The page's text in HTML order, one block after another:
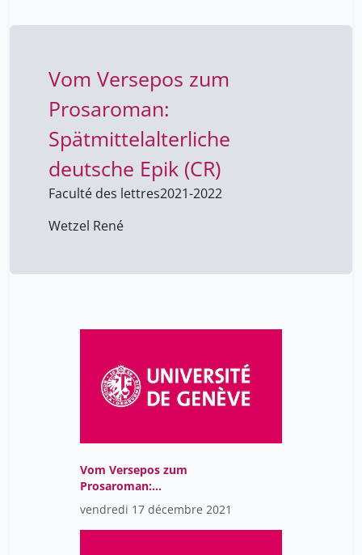
Vom Versepos zum
Prosaroman:
Spätmittelalterliche
deutsche Epik (CR)
Faculté des lettres2021-2022
Wetzel René
Vom Versepos zum
Prosaroman:
Spätmittelalterliche
deutsche Epik (CR)
vendredi 17 décembre 2021